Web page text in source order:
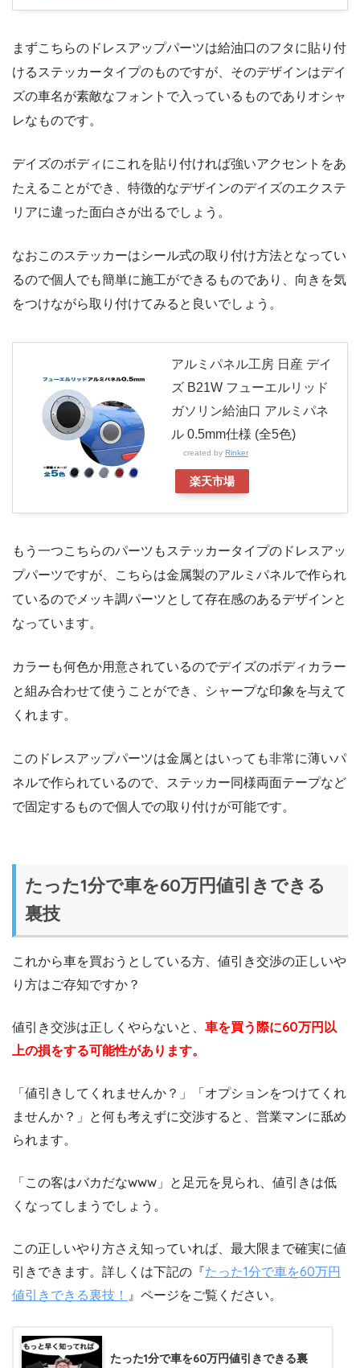
まずこちらのドレスアップパーツは給油口のフタに貼り付
けるステッカータイプのものですが、そのデザインはデイ
ズの車名が素敵なフォントで入っているものでありオシャ
レなものです。
デイズのボディにこれを貼り付ければ強いアクセントをあ
たえることができ、特徴的なデザインのデイズのエクステ
リアに違った面白さが出るでしょう。
なおこのステッカーはシール式の取り付け方法となってい
るので個人でも簡単に施工ができるものであり、向きを気
をつけながら取り付けてみると良いでしょう。
アルミパネル工房 日産 デイ
ズ B21W フューエルリッド
ガソリン給油口 アルミパネ
ル 0.5mm仕様 (全5色)
created by Rinker
楽天市場
もう一つこちらのパーツもステッカータイプのドレスアッ
プパーツですが、こちらは金属製のアルミパネルで作られ
ているのでメッキ調パーツとして存在感のあるデザインと
なっています。
カラーも何色か用意されているのでデイズのボディカラー
と組み合わせて使うことができ、シャープな印象を与えて
くれます。
このドレスアップパーツは金属とはいっても非常に薄いパ
ネルで作られているので、ステッカー同様両面テープなど
で固定するもので個人での取り付けが可能です。
たった1分で車を60万円値引きできる
裏技
これから車を買おうとしている方、値引き交渉の正しいや
り方はご存知ですか？
値引き交渉は正しくやらないと、 車を買う際に60万円以
上の損をする可能性があります。
「値引きしてくれませんか？」「オプションをつけてくれ
ませんか？」と何も考えずに交渉すると、営業マンに舐め
られます。
「この客はバカだなwww」と足元を見られ、値引きは低
くなってしまうでしょう。
この正しいやり方さえ知っていれば、最大限まで確実に値
引きできます。詳しくは下記の『たった1分で車を60万円
値引きできる裏技！ 』ページをご覧ください。
たった1分で車を60万円値引きできる裏